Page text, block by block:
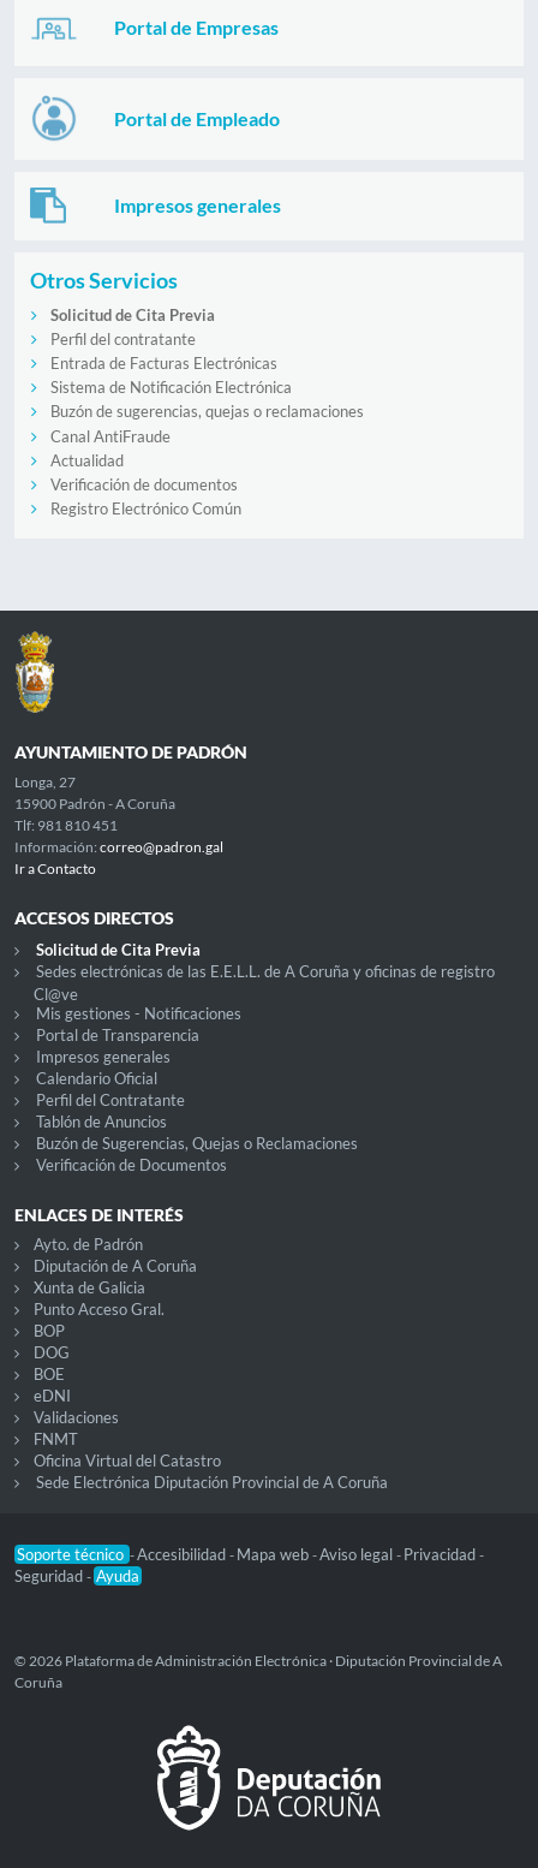
Portal de Empresas
Portal de Empleado
Impresos generales
Otros Servicios
Solicitud de Cita Previa
Perfil del contratante
Entrada de Facturas Electrónicas
Sistema de Notificación Electrónica
Buzón de sugerencias, quejas o reclamaciones
Canal AntiFraude
Actualidad
Verificación de documentos
Registro Electrónico Común
AYUNTAMIENTO DE PADRÓN
Longa, 27
15900 Padrón - A Coruña
Tlf: 981 810 451
Información: correo@padron.gal
Ir a Contacto
ACCESOS DIRECTOS
Solicitud de Cita Previa
Sedes electrónicas de las E.E.L.L. de A Coruña y oficinas de registro
Cl@ve
Mis gestiones - Notificaciones
Portal de Transparencia
Impresos generales
Calendario Oficial
Perfil del Contratante
Tablón de Anuncios
Buzón de Sugerencias, Quejas o Reclamaciones
Verificación de Documentos
ENLACES DE INTERÉS
Ayto. de Padrón
Diputación de A Coruña
Xunta de Galicia
Punto Acceso Gral.
BOP
DOG
BOE
eDNI
Validaciones
FNMT
Oficina Virtual del Catastro
Sede Electrónica Diputación Provincial de A Coruña
Soporte técnico -Accesibilidad - Mapa web -Aviso legal - Privacidad -
Seguridad - Ayuda
© 2026 Plataforma de Administración Electrónica · Diputación Provincial de A
Coruña